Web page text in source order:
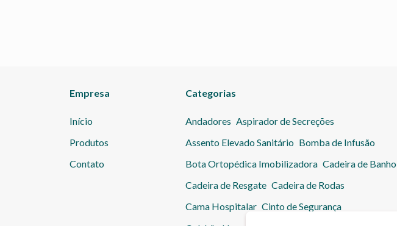
Empresa
Início
Produtos
Contato
Categorias
Andadores Aspirador de Secreções
Assento Elevado Sanitário Bomba de Infusão
Bota Ortopédica Imobilizadora Cadeira de Banho
Cadeira de Resgate Cadeira de Rodas
Cama Hospitalar Cinto de Segurança